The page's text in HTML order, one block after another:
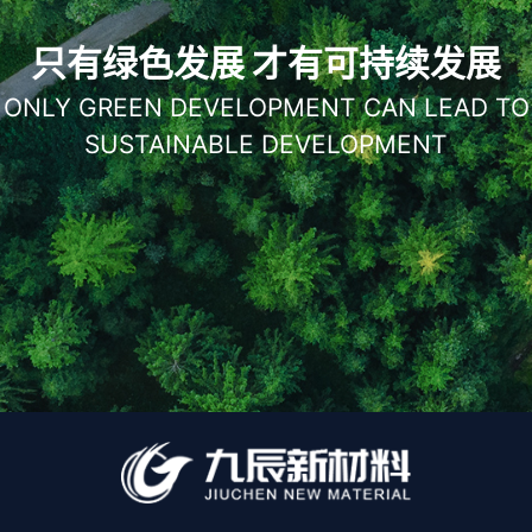
只有绿色发展 才有可持续发展
ONLY GREEN DEVELOPMENT CAN LEAD TO
SUSTAINABLE DEVELOPMENT